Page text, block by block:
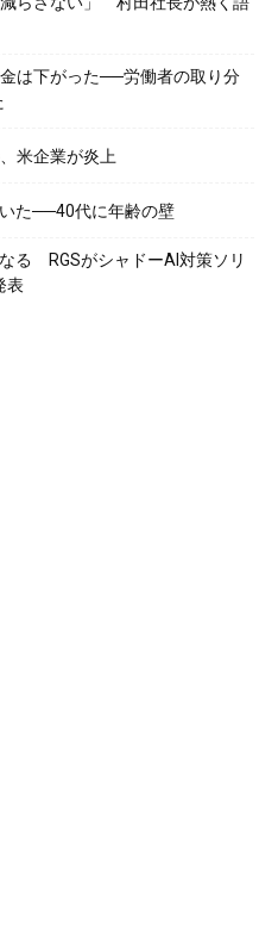
は下がった──労働者の取り分
米企業が炎上
た──40代に年齢の壁
る RGSがシャドーAI対策ソリ
表